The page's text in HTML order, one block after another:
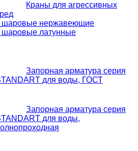
Краны для агрессивных
шаровые нержавеющие
шаровые латунные
Запорная арматура серия
для воды, ГОСТ
Запорная арматура серия
для воды,